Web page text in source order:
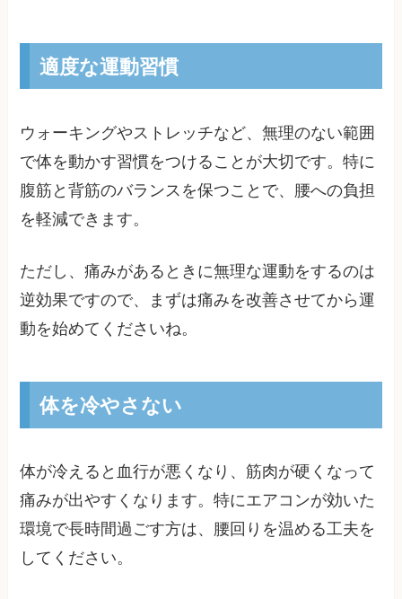
適度な運動習慣
ウォーキングやストレッチなど、無理のない範囲
で体を動かす習慣をつけることが大切です。特に
腹筋と背筋のバランスを保つことで、腰への負担
を軽減できます。
ただし、痛みがあるときに無理な運動をするのは
逆効果ですので、まずは痛みを改善させてから運
動を始めてくださいね。
体を冷やさない
体が冷えると血行が悪くなり、筋肉が硬くなって
痛みが出やすくなります。特にエアコンが効いた
環境で長時間過ごす方は、腰回りを温める工夫を
してください。